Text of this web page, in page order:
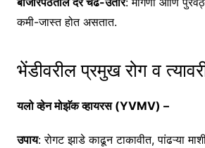
कमी-जास्त होत असतात.
भेंडीवरील प्रमुख रोग व
यलो व्हेन मोझॅक व्हायरस (YVMV) –
उपाय: रोगट झाडे काढून टाकावीत, पांढऱ्या